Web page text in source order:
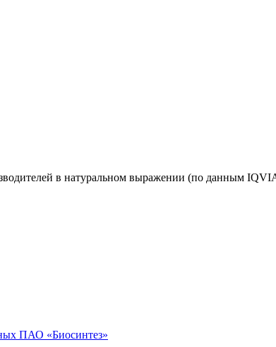
в натуральном выражении (по данным
ПАО «Биосинтез»